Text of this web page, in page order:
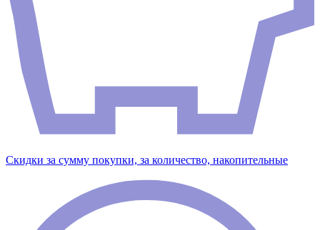
Скидки за сумму покупки, за количество, накопительные